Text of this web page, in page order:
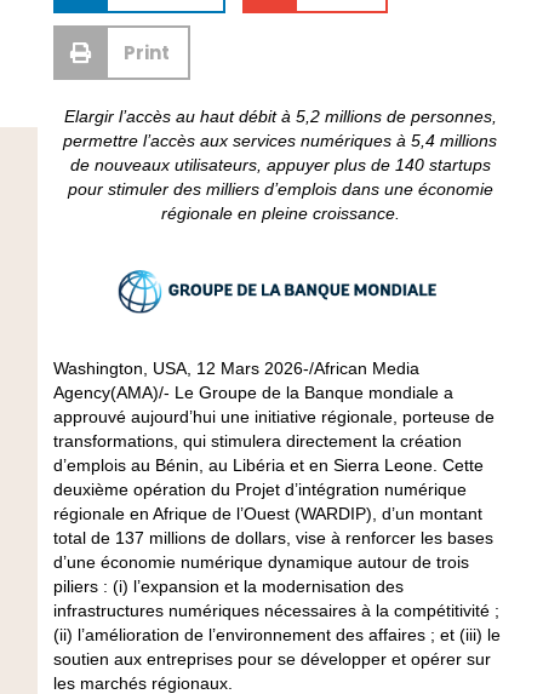
Print
Elargir l’accès au haut débit à 5,2 millions de personnes,
permettre l’accès aux services numériques à 5,4 millions
de nouveaux utilisateurs, appuyer plus de 140 startups
pour stimuler des milliers d’emplois dans une économie
régionale en pleine croissance.
Washington, USA, 12 Mars 2026-/African Media
Agency(AMA)/- Le Groupe de la Banque mondiale a
approuvé aujourd’hui une initiative régionale, porteuse de
transformations, qui stimulera directement la création
d’emplois au Bénin, au Libéria et en Sierra Leone. Cette
deuxième opération du Projet d’intégration numérique
régionale en Afrique de l’Ouest (WARDIP), d’un montant
total de 137 millions de dollars, vise à renforcer les bases
d’une économie numérique dynamique autour de trois
piliers : (i) l’expansion et la modernisation des
infrastructures numériques nécessaires à la compétitivité ;
(ii) l’amélioration de l’environnement des affaires ; et (iii) le
soutien aux entreprises pour se développer et opérer sur
les marchés régionaux.